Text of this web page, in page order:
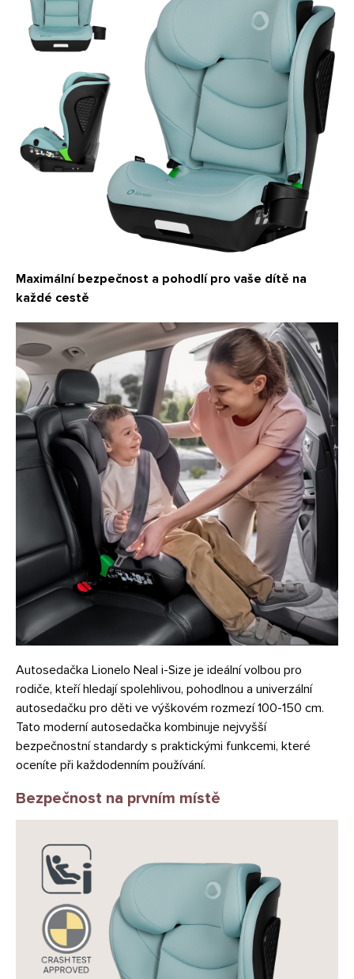
Maximální bezpečnost a pohodlí pro vaše dítě na
každé cestě
Autosedačka Lionelo Neal i-Size je ideální volbou pro
rodiče, kteří hledají spolehlivou, pohodlnou a univerzální
autosedačku pro děti ve výškovém rozmezí 100-150 cm.
Tato moderní autosedačka kombinuje nejvyšší
bezpečnostní standardy s praktickými funkcemi, které
oceníte při každodenním používání.
Bezpečnost na prvním místě